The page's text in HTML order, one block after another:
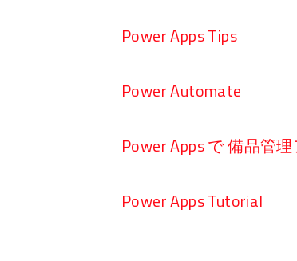
Power Apps Tips
Power Automate
Power Apps で 備品管
Power Apps Tutorial